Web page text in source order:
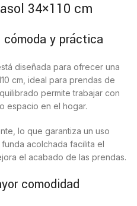
34×110 cm
y práctica
diseñada para ofrecer una
cm, ideal para prendas de
permite trabajar con
espacio en el hogar.
lo que garantiza un uso
acolchada facilita el
el acabado de las prendas.
comodidad